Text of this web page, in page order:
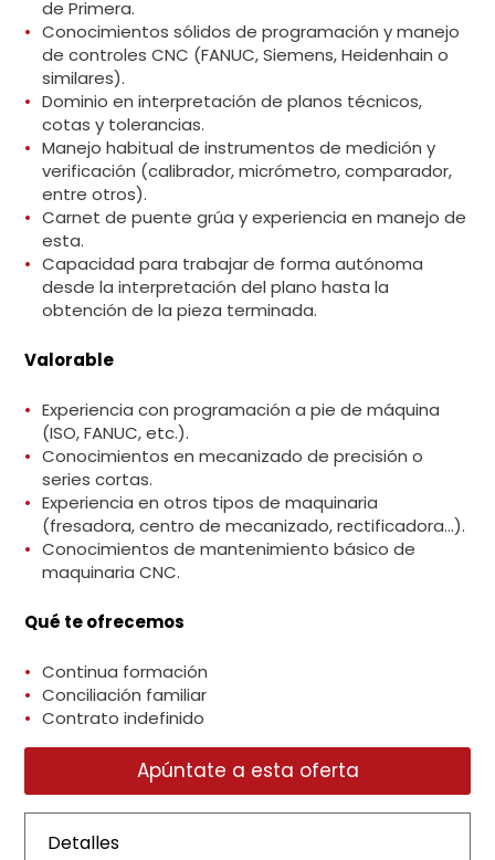
de Primera.
Conocimientos sólidos de programación y manejo
de controles CNC (FANUC, Siemens, Heidenhain o
similares).
Dominio en interpretación de planos técnicos,
cotas y tolerancias.
Manejo habitual de instrumentos de medición y
verificación (calibrador, micrómetro, comparador,
entre otros).
Carnet de puente grúa y experiencia en manejo de
esta.
Capacidad para trabajar de forma autónoma
desde la interpretación del plano hasta la
obtención de la pieza terminada.
Valorable
Experiencia con programación a pie de máquina
(ISO, FANUC, etc.).
Conocimientos en mecanizado de precisión o
series cortas.
Experiencia en otros tipos de maquinaria
(fresadora, centro de mecanizado, rectificadora…).
Conocimientos de mantenimiento básico de
maquinaria CNC.
Qué te ofrecemos
Continua formación
Conciliación familiar
Contrato indefinido
Apúntate a esta oferta
Detalles